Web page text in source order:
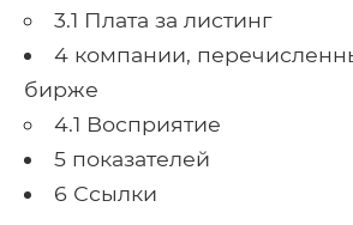
3.1 Плата за листинг
4 компании,
бирже
4.1 Восприятие
5 показателей
6 Ссылки